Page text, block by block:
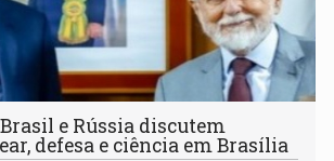
Brasil e Rússia discutem
defesa e ciência em Brasília